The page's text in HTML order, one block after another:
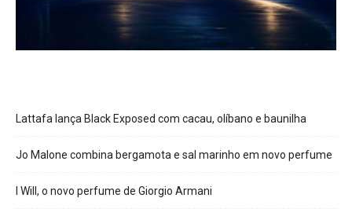
Lattafa lança Black Exposed com cacau, olíbano e baunilha
Jo Malone combina bergamota e sal marinho em novo perfume
I Will, o novo perfume de Giorgio Armani